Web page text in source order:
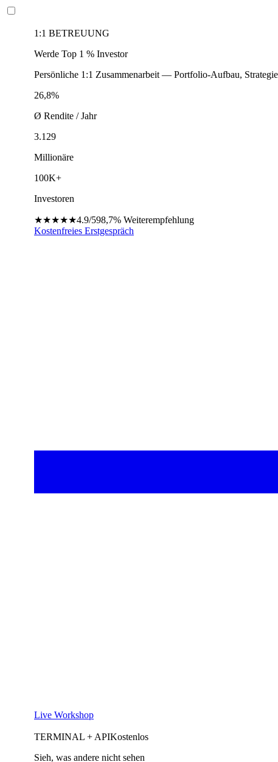
1:1 BETREUUNG
Werde Top 1 % Investor
Persönliche 1:1 Zusammenarbeit — Portfolio-Aufbau,
26,8%
Ø Rendite / Jahr
3.129
Millionäre
100K+
Investoren
★★★★★4.9/598,7% Weiterempfehlung
Kostenfreies Erstgespräch
Live Workshop
TERMINAL + APIKostenlos
Sieh, was andere nicht sehen